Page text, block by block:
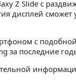
Z Slide с
дисплей сможет
с
за последние